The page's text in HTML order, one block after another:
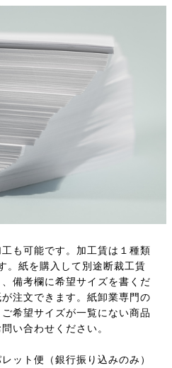
も可能です。加工賃は１種類
。紙を購入して別途断裁工賃
備考欄に希望サイズを書くだ
注文できます。紙卸業専門の
希望サイズが一覧にない商品
い合わせください。
ット便（銀行振り込みのみ）